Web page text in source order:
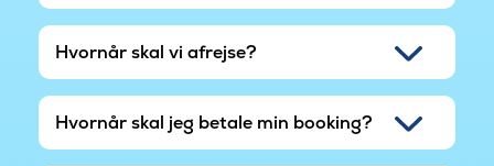
Hvornår skal vi afrejse?
Hvornår skal jeg betale min booking?